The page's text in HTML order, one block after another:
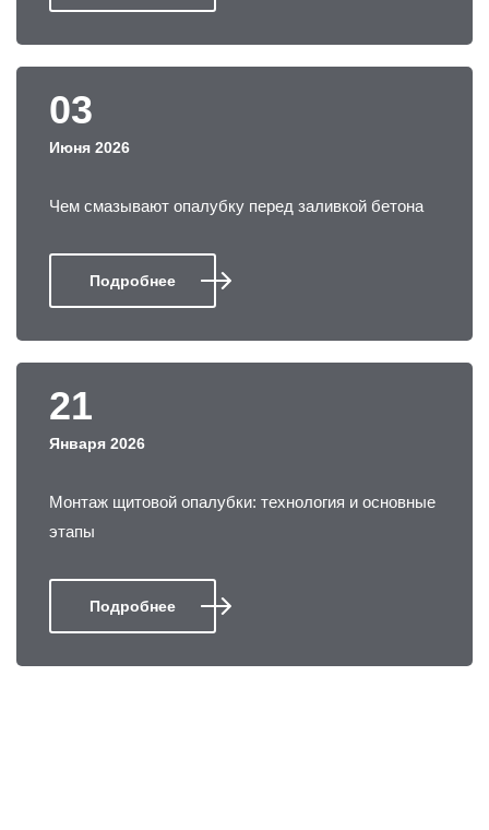
03
Июня 2026
Чем смазывают опалубку перед заливкой бетона
Подробнее
21
Января 2026
Монтаж щитовой опалубки: технология и основные
этапы
Подробнее